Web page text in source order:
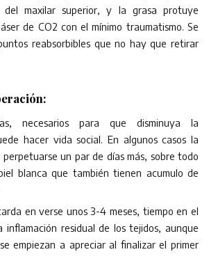
del maxilar superior, y la grasa protuye
de CO2 con el mínimo traumatismo. Se
reabsorbibles que no hay que retirar
necesarios para que disminuya la
hacer vida social. En algunos casos la
un par de días más, sobre todo
blanca que también tienen acumulo de
en verse unos 3-4 meses, tiempo en el
inflamación residual de los tejidos, aunque
empiezan a apreciar al finalizar el primer